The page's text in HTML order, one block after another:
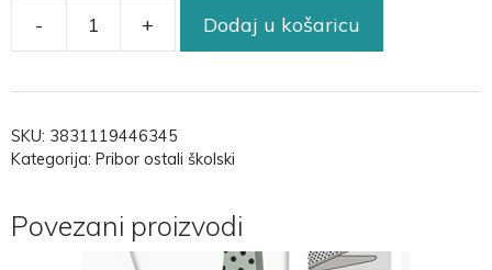
- + Dodaj u košaricu
SKU: 3831119446345
Kategorija: Pribor ostali školski
Povezani proizvodi